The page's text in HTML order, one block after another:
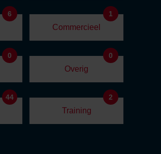
6
Commercieel
1
0
Overig
0
44
Training
2